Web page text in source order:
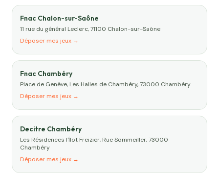
Fnac Chalon-sur-Saône
11 rue du général Leclerc, 71100 Chalon-sur-Saône
Déposer mes jeux →
Fnac Chambéry
Place de Genève, Les Halles de Chambéry, 73000 Chambéry
Déposer mes jeux →
Decitre Chambéry
Les Résidences l'Îlot Freizier, Rue Sommeiller, 73000
Chambéry
Déposer mes jeux →